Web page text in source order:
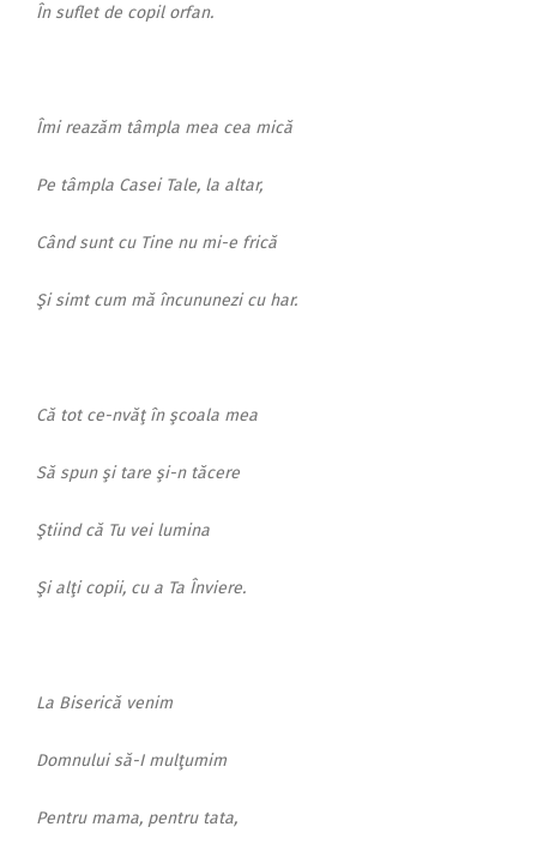
În suflet de copil orfan.
Îmi reazăm tâmpla mea cea mică
Pe tâmpla Casei Tale, la altar,
Când sunt cu Tine nu mi-e frică
Şi simt cum mă încununezi cu har.
Că tot ce-nvăţ în şcoala mea
Să spun şi tare şi-n tăcere
Ştiind că Tu vei lumina
Şi alţi copii, cu a Ta Înviere.
La Biserică venim
Domnului să-I mulţumim
Pentru mama, pentru tata,